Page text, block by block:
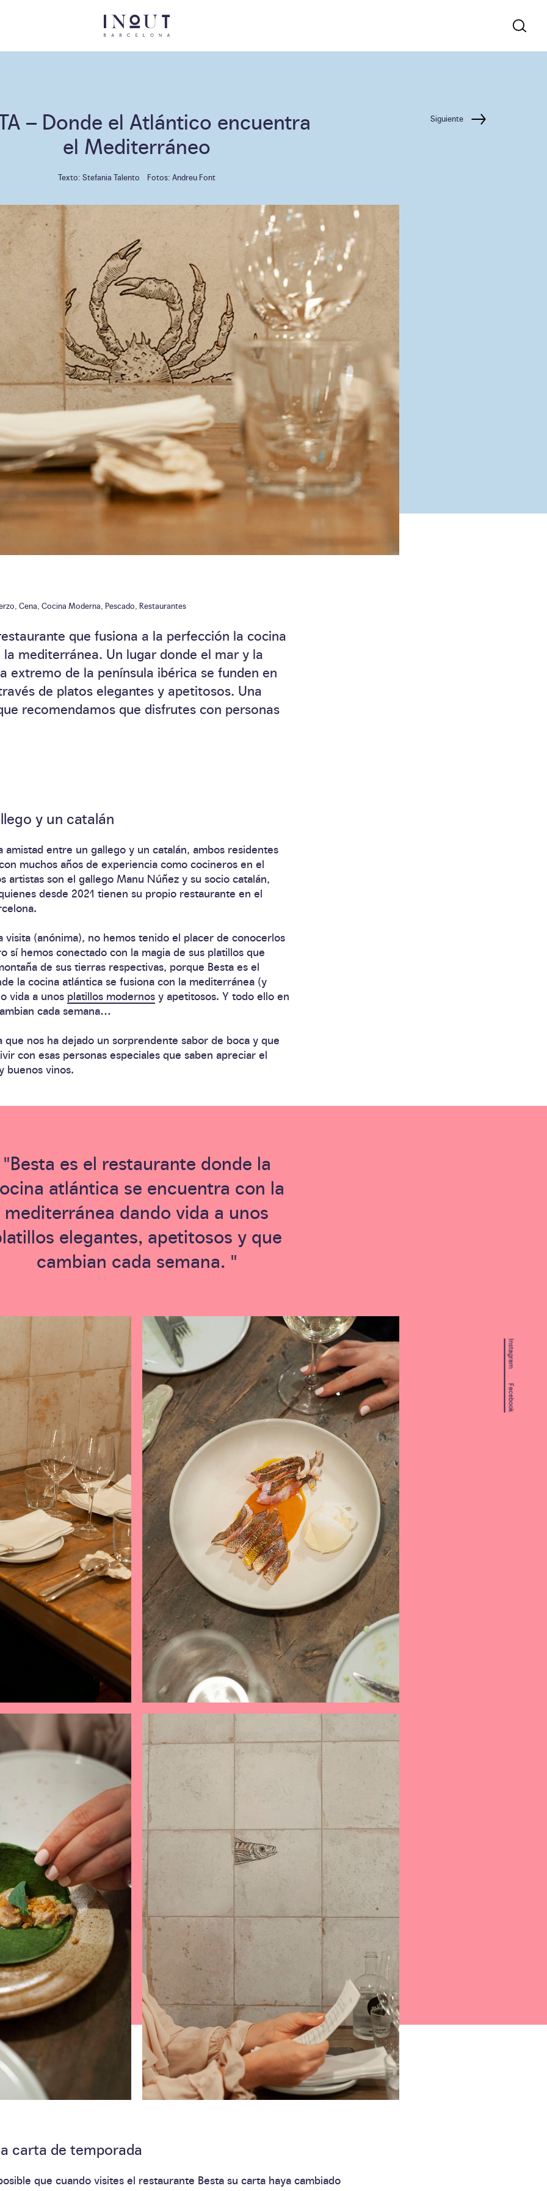
Instagram
Facebook
Siguiente
– Donde el Atlántico encuentra
el Mediterráneo
Texto: Stefania Talento Fotos: Andreu Font
Cena Cocina Moderna Pescado Restaurantes
que fusiona a la perfección la cocina
mediterránea. Un lugar donde el mar y la
extremo de la península ibérica se funden en
de platos elegantes y apetitosos. Una
recomendamos que disfrutes con personas
y un catalán
amistad entre un gallego y un catalán, ambos residentes
muchos años de experiencia como cocineros en el
artistas son el gallego Manu Núñez y su socio catalán,
desde 2021 tienen su propio restaurante en el
visita (anónima), no hemos tenido el placer de conocerlos
sí hemos conectado con la magia de sus platillos que
de sus tierras respectivas, porque Besta es el
la cocina atlántica se fusiona con la mediterránea (y
vida a unos platillos modernos y apetitosos. Y todo ello en
cada semana…
que nos ha dejado un sorprendente sabor de boca y que
con esas personas especiales que saben apreciar el
buenos vinos.
"Besta es el restaurante donde la
atlántica se encuentra con la
mediterránea dando vida a unos
elegantes, apetitosos y que
cambian cada semana. "
carta de temporada
que cuando visites el restaurante Besta su carta haya cambiado